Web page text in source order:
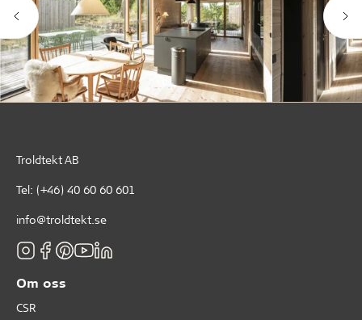
Troldtekt AB
Tel: (+46) 40 60 60 601
info@troldtekt.se
Om oss
CSR